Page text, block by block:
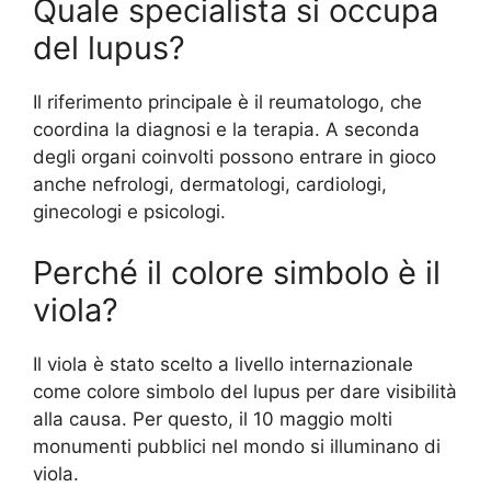
Quale specialista si occupa
del lupus?
Il riferimento principale è il reumatologo, che
coordina la diagnosi e la terapia. A seconda
degli organi coinvolti possono entrare in gioco
anche nefrologi, dermatologi, cardiologi,
ginecologi e psicologi.
Perché il colore simbolo è il
viola?
Il viola è stato scelto a livello internazionale
come colore simbolo del lupus per dare visibilità
alla causa. Per questo, il 10 maggio molti
monumenti pubblici nel mondo si illuminano di
viola.